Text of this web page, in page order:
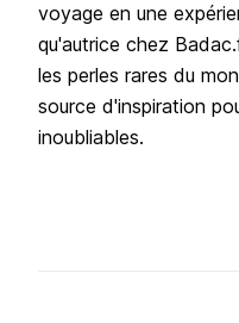
voyage en une
qu'autrice chez
les perles rares du
source d'inspiration
inoubliables.